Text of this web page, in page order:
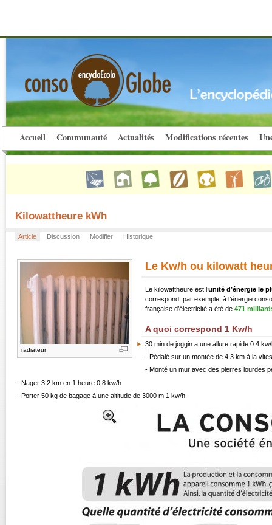
Accueil Communauté Actualités Modifications récentes
Kilowattheure kWh
Article Discussion Modifier Historique
radiateur
Le Kw/h ou kilowatt
Le kilowattheure est l’unité d’énergie le
correspond, par exemple, à l’énergie
française d’électricité a été de 471
A quoi correspond 1 Kw/h
30 min de joggin a une allure rapide 0.4
- Pédalé sur un montée de 4.3 km à la
- Monté un mur avec des pierres lourdes
- Nager 3.2 km en 1 heure 0.8 kw/h
- Porter 50 kg de bagage à une altitude de 3000 m 1 kw/h